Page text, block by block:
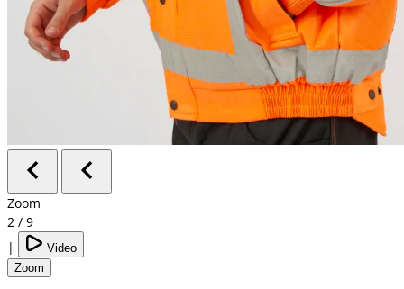
Zoom
2 / 9
|
Video
Zoom